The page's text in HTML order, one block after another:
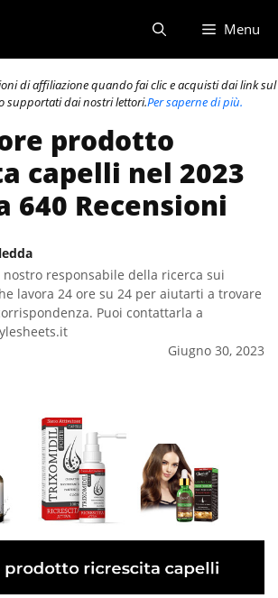
Menu
di affiliazione quando fai clic e acquisti dai link sul
supportati dai nostri lettori.Per saperne di più.
prodotto
capelli nel 2023
640 Recensioni
nostro responsabile della ricerca sui
lavora 24 ore su 24 per aiutarti a trovare
Puoi contattarla a
Giugno 30, 2023